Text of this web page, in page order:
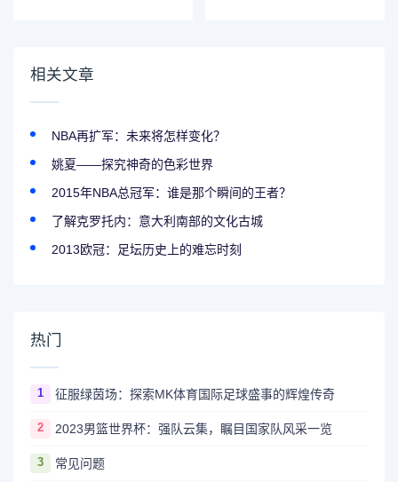
相关文章
NBA再扩军：未来将怎样变化？
姚夏——探究神奇的色彩世界
2015年NBA总冠军：谁是那个瞬间的王者？
了解克罗托内：意大利南部的文化古城
2013欧冠：足坛历史上的难忘时刻
热门
1 征服绿茵场：探索MK体育国际足球盛事的辉煌传奇
2 2023男篮世界杯：强队云集，瞩目国家队风采一览
3 常见问题